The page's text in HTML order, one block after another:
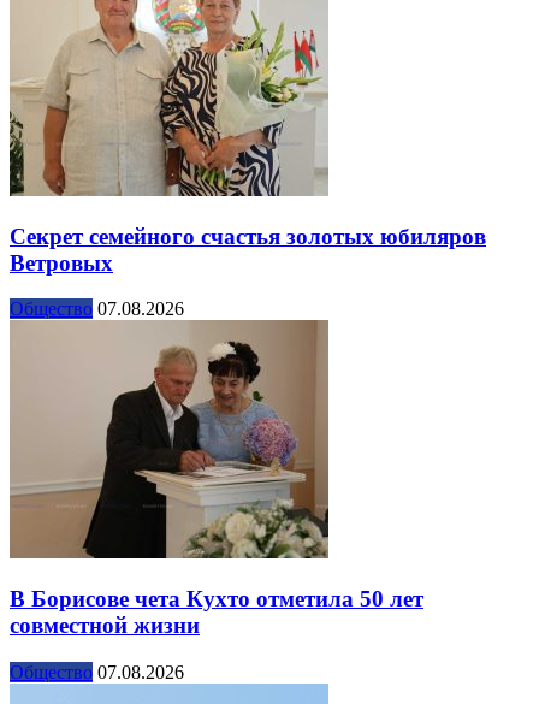
Секрет семейного счастья золотых юбиляров
Ветровых
Общество 07.08.2026
В Борисове чета Кухто отметила 50 лет
совместной жизни
Общество 07.08.2026